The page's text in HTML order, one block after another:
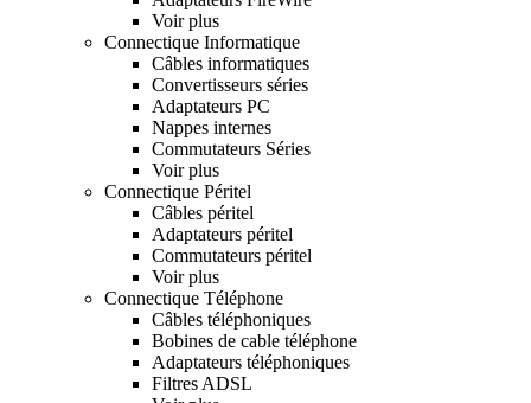
Voir plus
Connectique Informatique
Câbles informatiques
Convertisseurs séries
Adaptateurs PC
Nappes internes
Commutateurs Séries
Voir plus
Connectique Péritel
Câbles péritel
Adaptateurs péritel
Commutateurs péritel
Voir plus
Connectique Téléphone
Câbles téléphoniques
Bobines de cable téléphone
Adaptateurs téléphoniques
Filtres ADSL